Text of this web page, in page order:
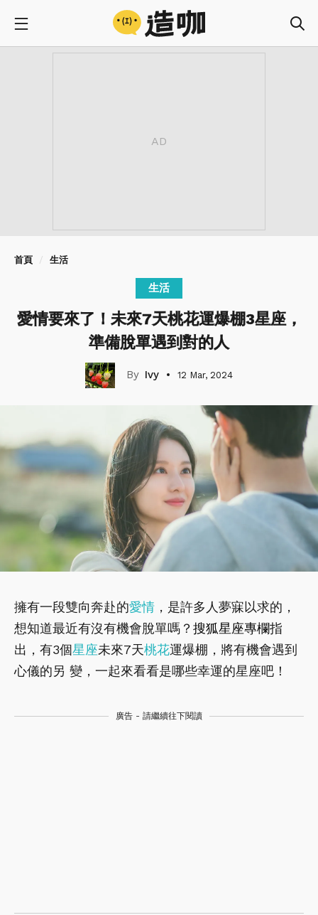
首頁 生活
生活
愛情要來了！未來7天桃花運爆棚3星座，
準備脫單遇到對的人
Ivy 12 Mar, 2024
擁有一段雙向奔赴的愛情 ，是許多人夢寐以求的，
想知道最近有沒有機會脫單嗎？ 搜狐星座專欄指
出，有3個星座未來7天桃花運爆棚，將有機會遇到
心儀的另 變，一起來看看是哪些幸運的星座吧！
廣告 - 請繼續往下閱讀